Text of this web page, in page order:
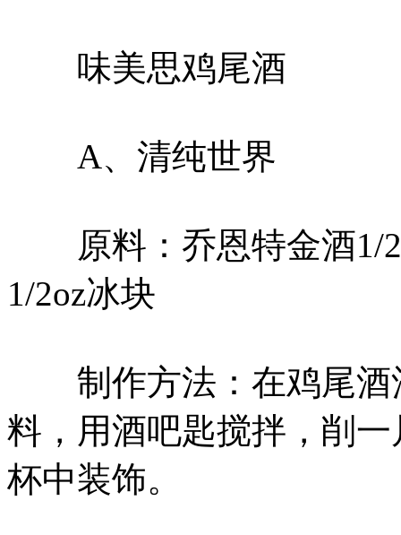
味美思鸡尾酒
A、清纯世界
原料：乔恩特金酒1/
1/2oz冰块
制作方法：在鸡尾酒
料，用酒吧匙搅拌，削
杯中装饰。